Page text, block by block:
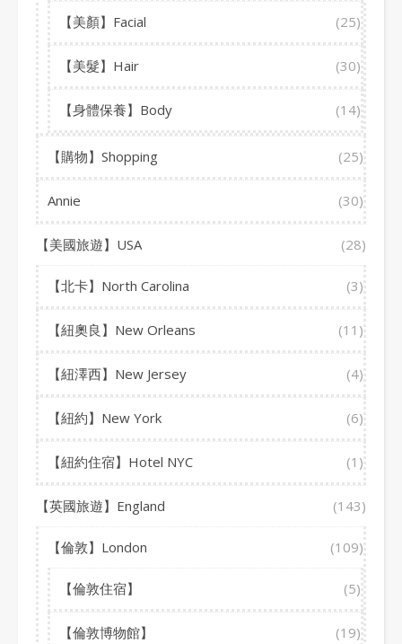
【美顏】Facial (25)
【美髮】Hair (30)
【身體保養】Body (14)
【購物】Shopping (25)
Annie (30)
【美國旅遊】USA (28)
【北卡】North Carolina (3)
【紐奧良】New Orleans (11)
【紐澤西】New Jersey (4)
【紐約】New York (6)
【紐約住宿】Hotel NYC (1)
【英國旅遊】England (143)
【倫敦】London (109)
【倫敦住宿】 (5)
【倫敦博物館】 (19)